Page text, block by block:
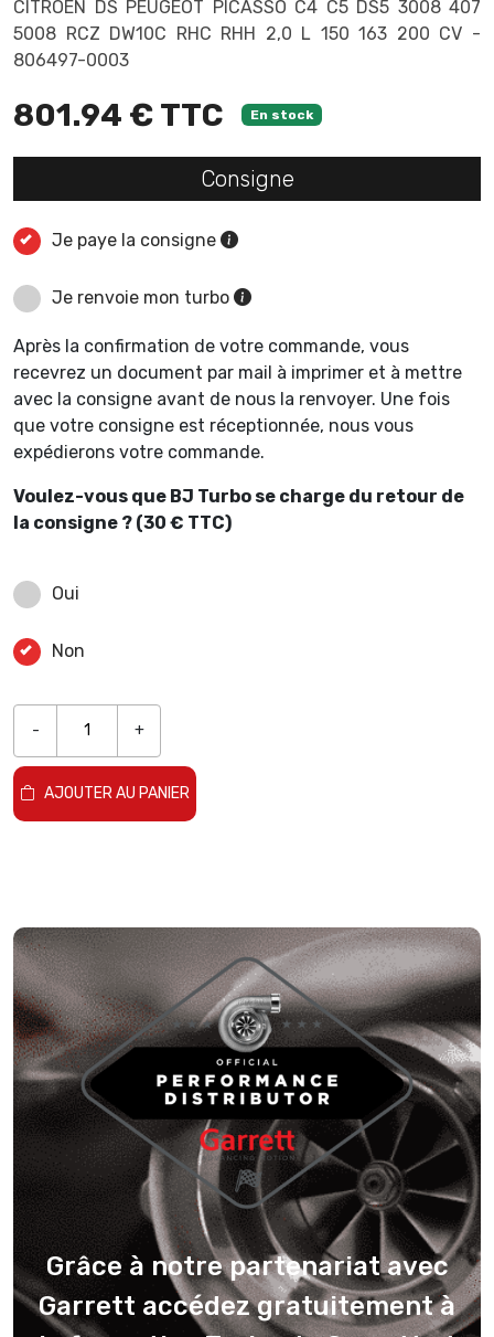
CITROEN DS PEUGEOT PICASSO C4 C5 DS5 3008 407
5008 RCZ DW10C RHC RHH 2,0 L 150 163 200 CV -
806497-0003
801.94 € TTC En stock
Consigne
Je paye la consigne
Je renvoie mon turbo
Après la confirmation de votre commande, vous
recevrez un document par mail à imprimer et à mettre
avec la consigne avant de nous la renvoyer. Une fois
que votre consigne est réceptionnée, nous vous
expédierons votre commande.
Voulez-vous que BJ Turbo se charge du retour de
la consigne ? (30 € TTC)
Oui
Non
- +
AJOUTER AU PANIER
Grâce à notre partenariat avec
Garrett accédez gratuitement à